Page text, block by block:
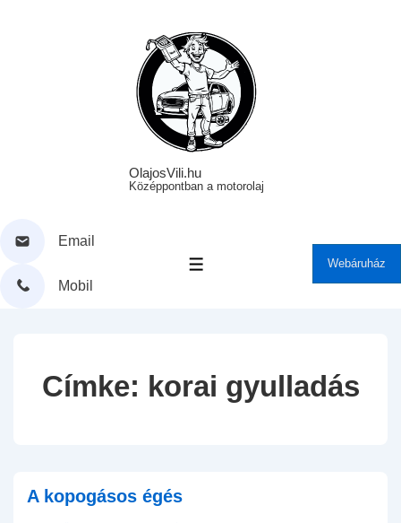
OlajosVili.hu
Középpontban a motorolaj
Email
Mobil
MENÜ Webáruház
Címke: korai gyulladás
A kopogásos égés